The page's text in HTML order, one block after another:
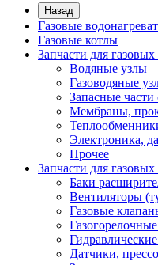
Назад
Газовые
Газовые котлы
Запчасти для
Водяные узлы
Газоводяные
Запасные
Мембраны,
Электроника,
Прочее
Запчасти для газовых
Баки
Вентиляторы
Газовые
Датчики,